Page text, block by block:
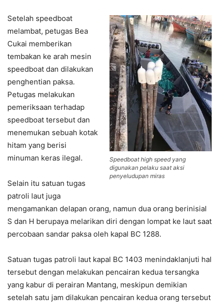
Speedboat high speed yang
digunakan pelaku saat aksi
penyeludupan miras
Setelah speedboat
melambat, petugas Bea
Cukai memberikan
tembakan ke arah mesin
speedboat dan dilakukan
penghentian paksa.
Petugas melakukan
pemeriksaan terhadap
speedboat tersebut dan
menemukan sebuah kotak
hitam yang berisi
minuman keras ilegal.
Selain itu satuan tugas
patroli laut juga
mengamankan delapan orang, namun dua orang berinisial
S dan H berupaya melarikan diri dengan lompat ke laut saat
percobaan sandar paksa oleh kapal BC 1288.
Satuan tugas patroli laut kapal BC 1403 menindaklanjuti hal
tersebut dengan melakukan pencairan kedua tersangka
yang kabur di perairan Mantang, meskipun demikian
setelah satu jam dilakukan pencairan kedua orang tersebut